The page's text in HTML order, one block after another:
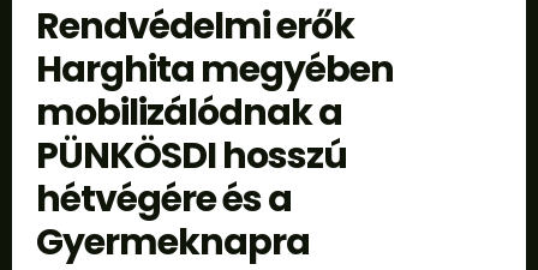
Rendvédelmi erők
Harghita megyében
mobilizálódnak a
PÜNKÖSDI hosszú
hétvégére és a
Gyermeknapra